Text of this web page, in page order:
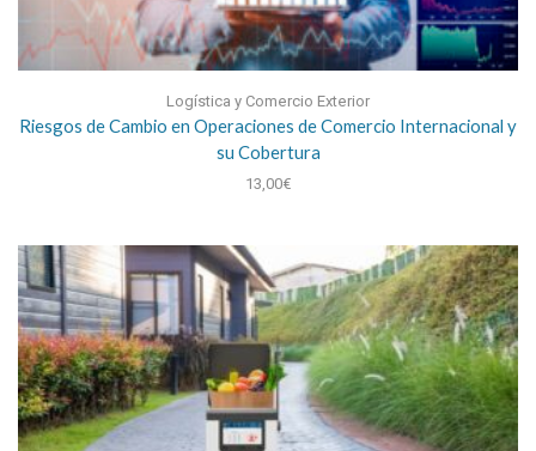
Logística y Comercio Exterior
Riesgos de Cambio en Operaciones de Comercio Internacional y
su Cobertura
13,00€